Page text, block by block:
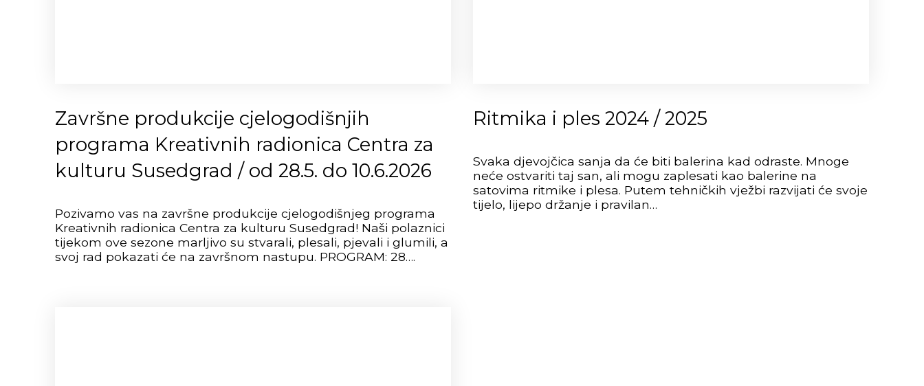
Završne produkcije cjelogodišnjih
programa Kreativnih radionica Centra za
kulturu Susedgrad / od 28.5. do 10.6.2026
Pozivamo vas na završne produkcije cjelogodišnjeg programa
Kreativnih radionica Centra za kulturu Susedgrad! Naši polaznici
tijekom ove sezone marljivo su stvarali, plesali, pjevali i glumili, a
svoj rad pokazati će na završnom nastupu. PROGRAM: 28….
Ritmika i ples 2024 / 2025
Svaka djevojčica sanja da će biti balerina kad odraste. Mnoge
neće ostvariti taj san, ali mogu zaplesati kao balerine na
satovima ritmike i plesa. Putem tehničkih vježbi razvijati će svoje
tijelo, lijepo držanje i pravilan…